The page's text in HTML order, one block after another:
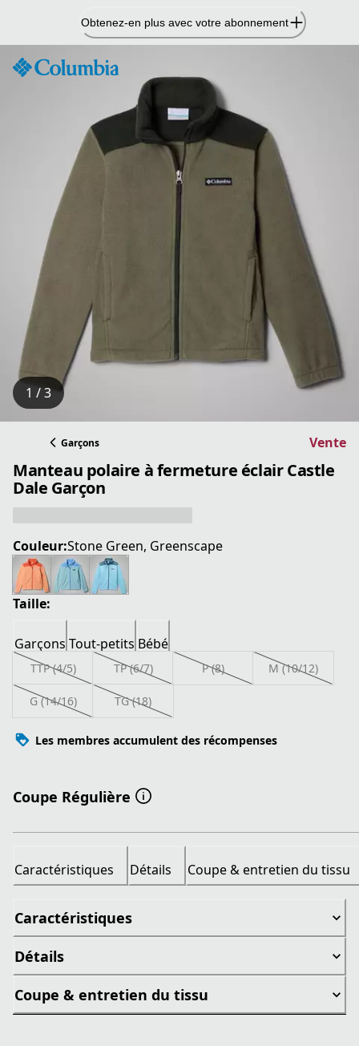
contenu
Obtenez-en plus avec votre abonnement
1 / 3
Garçons Vente
Manteau polaire à fermeture éclair Castle
Dale Garçon
Couleur:Stone Green, Greenscape
Taille:
Garçons Tout-petits Bébé
TTP (4/5) TP (6/7) P (8) M (10/12)
G (14/16) TG (18)
Les membres accumulent des récompenses
Coupe Régulière
Caractéristiques Détails Coupe & entretien du tissu
Caractéristiques
Détails
Coupe & entretien du tissu